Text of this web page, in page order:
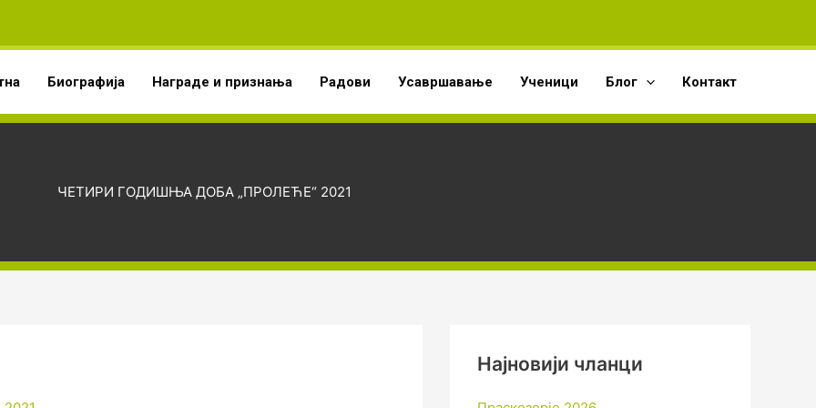
Биографија Награде и признања Радови Усавршавање Ученици Блог Контакт
ЧЕТИРИ ГОДИШЊА ДОБА „ПРОЛЕЋЕ“ 2021
Најновији чланци
в